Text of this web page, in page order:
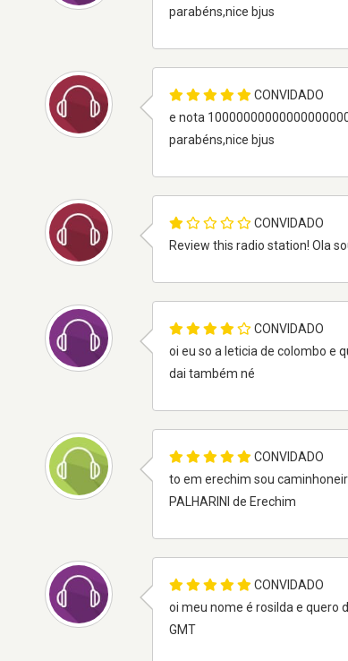
parabéns,nice bjus
CONVIDADO
e nota
parabéns,nice bjus
CONVIDADO
Review this radio station! Ola
CONVIDADO
oi eu so a leticia de colombo e
dai também né
CONVIDADO
to em erechim sou
PALHARINI de Erechim
CONVIDADO
oi meu nome é rosilda e quero
GMT